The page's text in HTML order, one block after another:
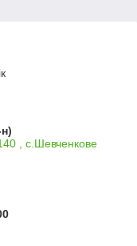
, с.Шевченкове